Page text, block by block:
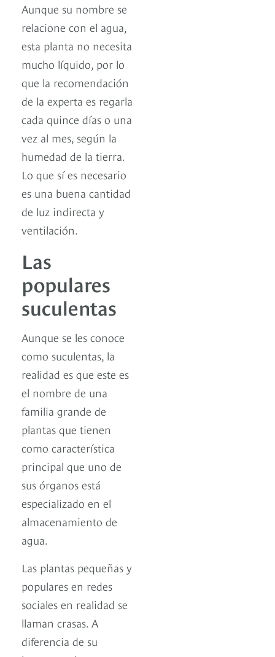
Aunque su nombre se
relacione con el agua,
esta planta no necesita
mucho líquido, por lo
que la recomendación
de la experta es regarla
cada quince días o una
vez al mes, según la
humedad de la tierra.
Lo que sí es necesario
es una buena cantidad
de luz indirecta y
ventilación.
Las
populares
suculentas
Aunque se les conoce
como suculentas, la
realidad es que este es
el nombre de una
familia grande de
plantas que tienen
como característica
principal que uno de
sus órganos está
especializado en el
almacenamiento de
agua.
Las plantas pequeñas y
populares en redes
sociales en realidad se
llaman crasas. A
diferencia de su